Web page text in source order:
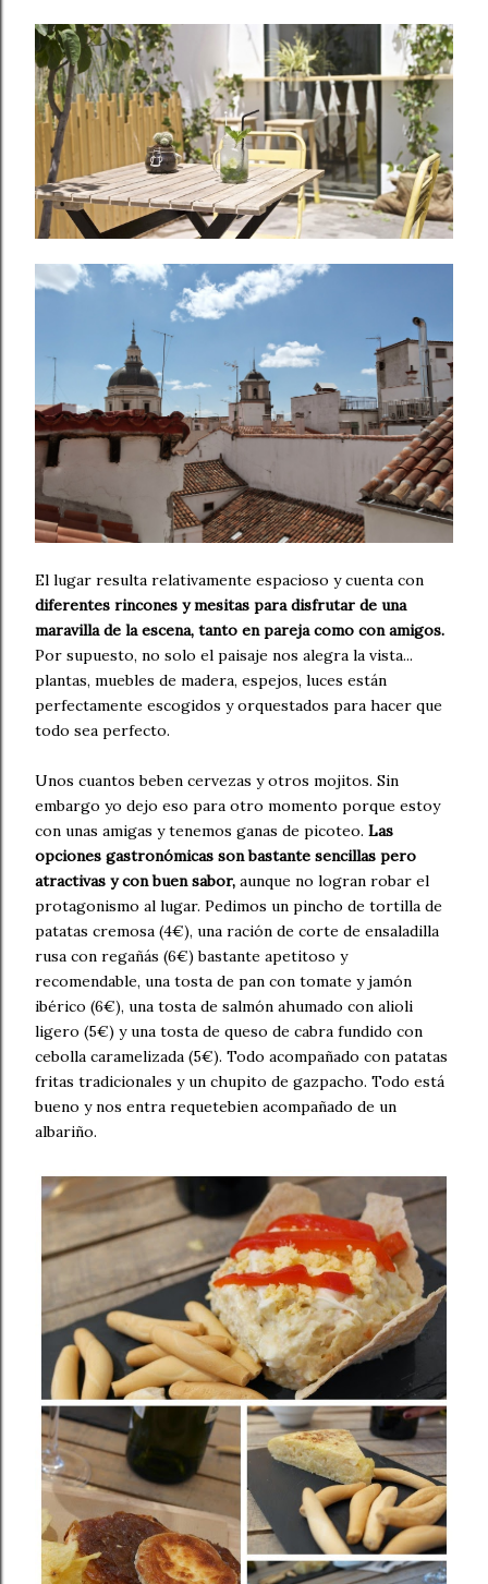
El lugar resulta relativamente espacioso y cuenta con
diferentes rincones y mesitas para disfrutar de una
maravilla de la escena, tanto en pareja como con amigos.
Por supuesto, no solo el paisaje nos alegra la vista...
plantas, muebles de madera, espejos, luces están
perfectamente escogidos y orquestados para hacer que
todo sea perfecto.
Unos cuantos beben cervezas y otros mojitos. Sin
embargo yo dejo eso para otro momento porque estoy
con unas amigas y tenemos ganas de picoteo. Las
opciones gastronómicas son bastante sencillas pero
atractivas y con buen sabor, aunque no logran robar el
protagonismo al lugar. Pedimos un pincho de tortilla de
patatas cremosa (4€), una ración de corte de ensaladilla
rusa con regañás (6€) bastante apetitoso y
recomendable, una tosta de pan con tomate y jamón
ibérico (6€), una tosta de salmón ahumado con alioli
ligero (5€) y una tosta de queso de cabra fundido con
cebolla caramelizada (5€). Todo acompañado con patatas
fritas tradicionales y un chupito de gazpacho. Todo está
bueno y nos entra requetebien acompañado de un
albariño.